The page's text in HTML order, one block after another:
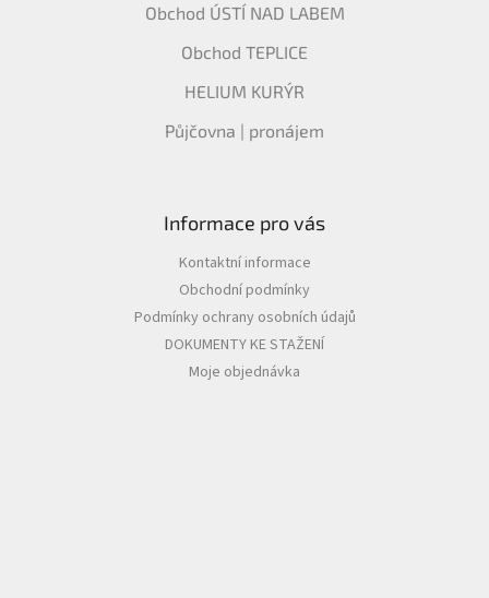
Obchod ÚSTÍ NAD LABEM
Obchod TEPLICE
HELIUM KURÝR
Půjčovna | pronájem
Informace pro vás
Kontaktní informace
Obchodní podmínky
Podmínky ochrany osobních údajů
DOKUMENTY KE STAŽENÍ
Moje objednávka